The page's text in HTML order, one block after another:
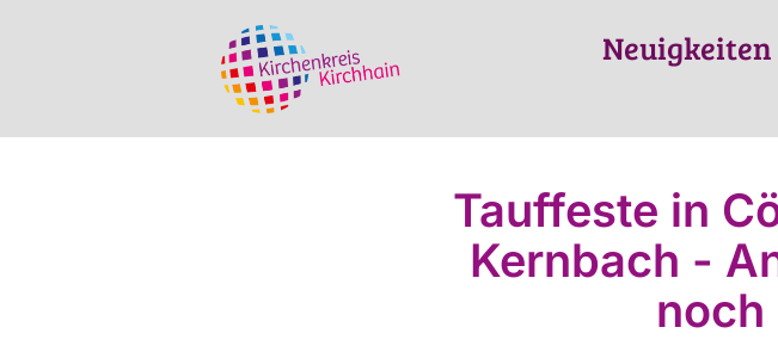
Neuigkeiten
Tauffeste in
Kernbach -
noch